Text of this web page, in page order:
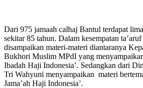
Dari 975 jamaah calhaj Bantul terdapat
sekitar 85 tahun. Dalam kesempatan
disampaikan materi-materi diantaranya
Bukhori Muslim MPdI yang menyampaikan
Ibadah Haji Indonesia’. Sedangkan dari
Tri Wahyuni menyampaikan materi
Jama’ah Haji Indonesia’.